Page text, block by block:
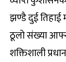
झण्डै दुई तिहाई
ठूलो संख्या
शक्तिशाली